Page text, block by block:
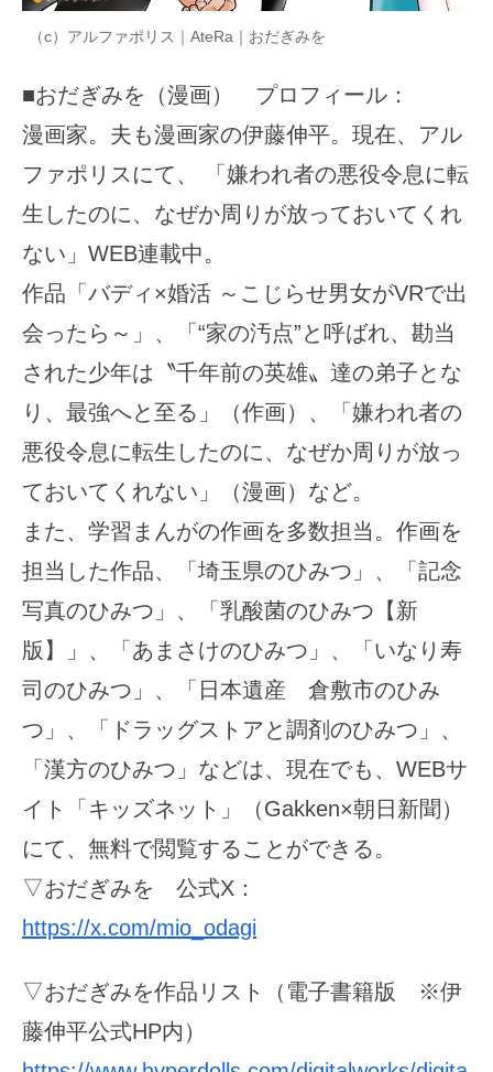
（c）アルファポリス｜AteRa｜おだぎみを
■おだぎみを（漫画） プロフィール：
漫画家。夫も漫画家の伊藤伸平。現在、アル
ファポリスにて、 「嫌われ者の悪役令息に転
生したのに、なぜか周りが放っておいてくれ
ない」WEB連載中。
作品「バディ×婚活 ～こじらせ男女がVRで出
会ったら～」、「“家の汚点”と呼ばれ、勘当
された少年は〝千年前の英雄〟達の弟子とな
り、最強へと至る」（作画）、「嫌われ者の
悪役令息に転生したのに、なぜか周りが放っ
ておいてくれない」（漫画）など。
また、学習まんがの作画を多数担当。作画を
担当した作品、「埼玉県のひみつ」、「記念
写真のひみつ」、「乳酸菌のひみつ【新
版】」、「あまさけのひみつ」、「いなり寿
司のひみつ」、「日本遺産 倉敷市のひみ
つ」、「ドラッグストアと調剤のひみつ」、
「漢方のひみつ」などは、現在でも、WEBサ
イト「キッズネット」（Gakken×朝日新聞）
にて、無料で閲覧することができる。
▽おだぎみを 公式X：
https://x.com/mio_odagi
▽おだぎみを作品リスト（電子書籍版 ※伊
藤伸平公式HP内）